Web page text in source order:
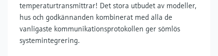
temperaturtransmittrar! Det stora utbudet av modeller,
hus och godkännanden kombinerat med alla de
vanligaste kommunikationsprotokollen ger sömlös
systemintegrering.